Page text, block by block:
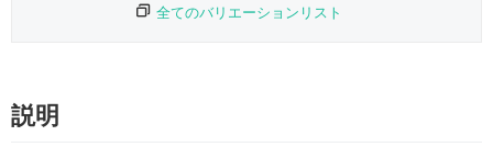
全てのバリエーションリスト
説明